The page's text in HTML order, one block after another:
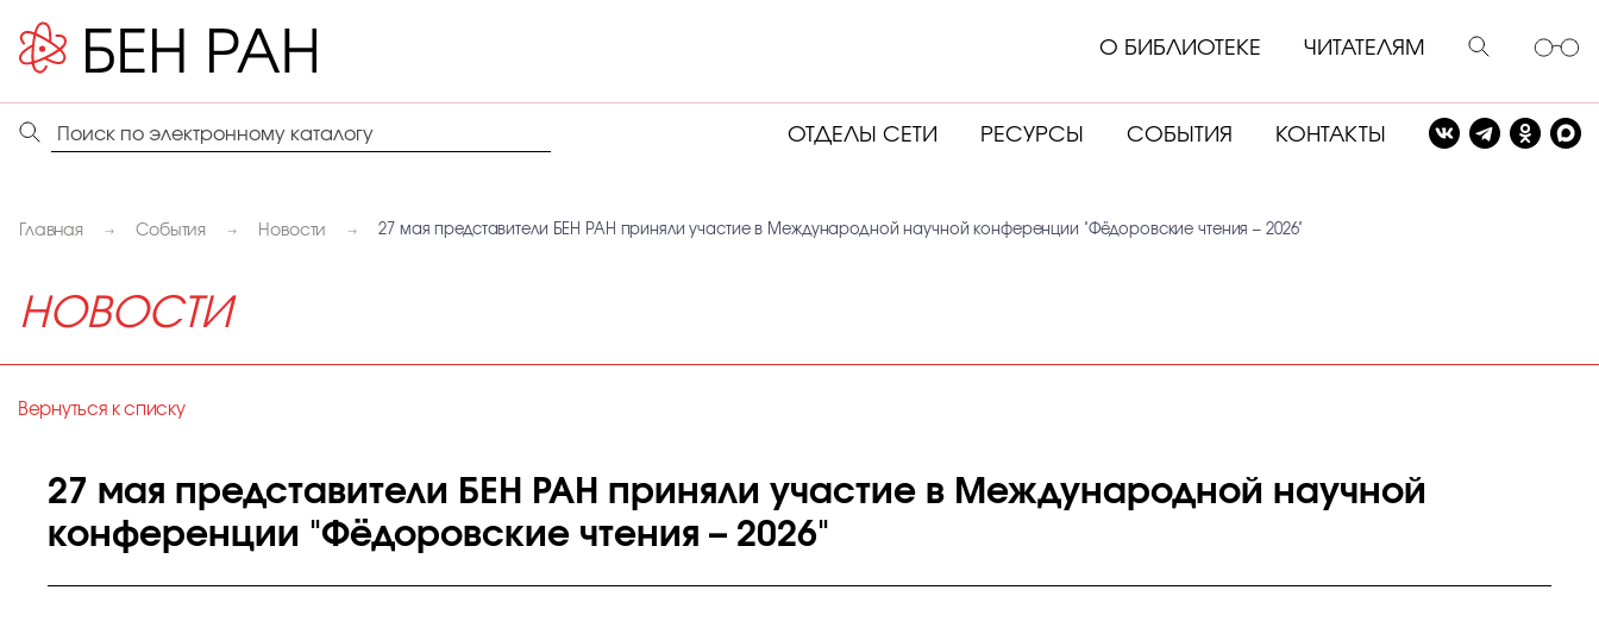
О БИБЛИОТЕКЕ ЧИТАТЕЛЯМ
ОТДЕЛЫ СЕТИ РЕСУРСЫ СОБЫТИЯ КОНТАКТЫ
Главная События Новости 27 мая представители БЕН РАН приняли участие в Международной научной конференции "Фёдоровские чтения – 2026"
НОВОСТИ
Вернуться к списку
27 мая представители БЕН РАН приняли участие в Международной научной
конференции "Фёдоровские чтения – 2026"